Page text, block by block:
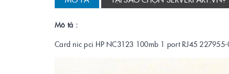
Mô tả :
Card nic pci HP NC3123 100mb 1 port RJ45